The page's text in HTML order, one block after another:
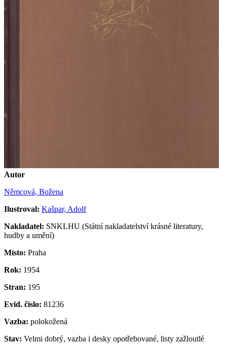
Autor
Němcová, Božena
Ilustroval: Kašpar, Adolf
Nakladatel: SNKLHU (Státní nakladatelství krásné literatury,
hudby a umění)
Místo: Praha
Rok: 1954
Stran: 195
Evid. číslo: 81236
Vazba: polokožená
Stav: Velmi dobrý, vazba i desky opotřebované, listy zažloutlé